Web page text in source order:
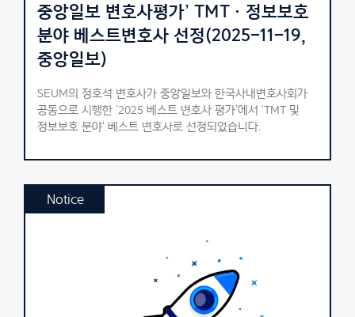
중앙일보 변호사평가’ TMTㆍ정보보호
분야 베스트변호사 선정(2025-11-19,
중앙일보)
SEUM의 정호석 변호사가 중앙일보와 한국사내변호사회가
공동으로 시행한 '2025 베스트 변호사 평가'에서 'TMT 및
정보보호 분야' 베스트 변호사로 선정되었습니다.
Notice